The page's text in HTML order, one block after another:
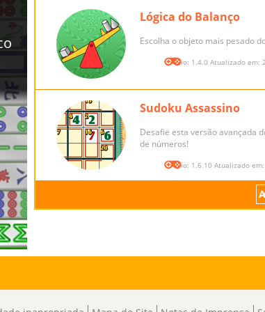
Lógica do Balanço
Escolha o objeto mais pesado
Versão: 1.4.0 Atualizado em:
Sudoku Assassino
Desafie esta versão avançada
de números!
Versão: 1.6.10 Atualizado